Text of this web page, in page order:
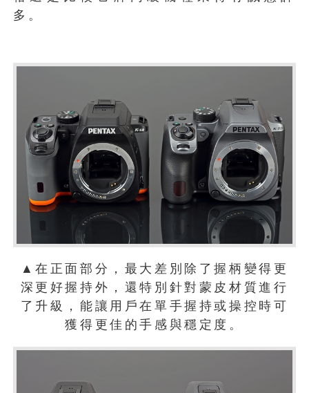
多。
▲在正面部分，最大差別除了握柄變得更
深更好握持外，還特別針對蒙皮材質進行
了升級，能讓用戶在單手握持或操控時可
獲得更佳的手感與穩定度。